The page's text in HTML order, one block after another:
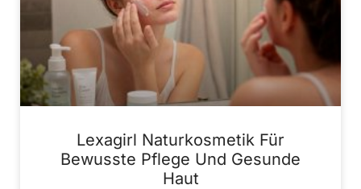
Lexagirl Naturkosmetik Für
Bewusste Pflege Und Gesunde
Haut